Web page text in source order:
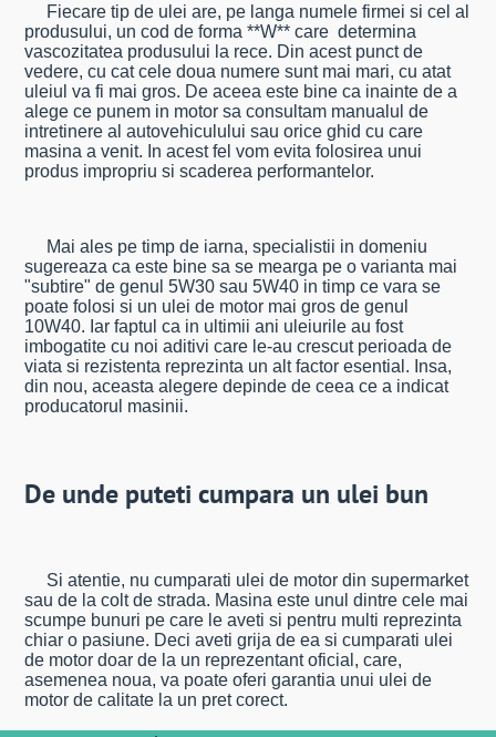
Fiecare tip de ulei are, pe langa numele firmei si cel al
produsului, un cod de forma **W** care determina
vascozitatea produsului la rece. Din acest punct de
vedere, cu cat cele doua numere sunt mai mari, cu atat
uleiul va fi mai gros. De aceea este bine ca inainte de a
alege ce punem in motor sa consultam manualul de
intretinere al autovehiculului sau orice ghid cu care
masina a venit. In acest fel vom evita folosirea unui
produs impropriu si scaderea performantelor.
Mai ales pe timp de iarna, specialistii in domeniu
sugereaza ca este bine sa se mearga pe o varianta mai
"subtire" de genul 5W30 sau 5W40 in timp ce vara se
poate folosi si un ulei de motor mai gros de genul
10W40. Iar faptul ca in ultimii ani uleiurile au fost
imbogatite cu noi aditivi care le-au crescut perioada de
viata si rezistenta reprezinta un alt factor esential. Insa,
din nou, aceasta alegere depinde de ceea ce a indicat
producatorul masinii.
De unde puteti cumpara un ulei bun
Si atentie, nu cumparati ulei de motor din supermarket
sau de la colt de strada. Masina este unul dintre cele mai
scumpe bunuri pe care le aveti si pentru multi reprezinta
chiar o pasiune. Deci aveti grija de ea si cumparati ulei
de motor doar de la un reprezentant oficial, care,
asemenea noua, va poate oferi garantia unui ulei de
motor de calitate la un pret corect.